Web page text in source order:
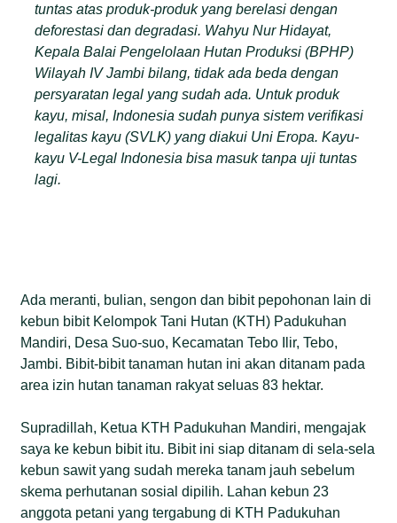
tuntas atas produk-produk yang berelasi dengan
deforestasi dan degradasi. Wahyu Nur Hidayat,
Kepala Balai Pengelolaan Hutan Produksi (BPHP)
Wilayah IV Jambi bilang, tidak ada beda dengan
persyaratan legal yang sudah ada. Untuk produk
kayu, misal, Indonesia sudah punya sistem verifikasi
legalitas kayu (SVLK) yang diakui Uni Eropa. Kayu-
kayu V-Legal Indonesia bisa masuk tanpa uji tuntas
lagi.
Ada meranti, bulian, sengon dan bibit pepohonan lain di
kebun bibit Kelompok Tani Hutan (KTH) Padukuhan
Mandiri, Desa Suo-suo, Kecamatan Tebo Ilir, Tebo,
Jambi. Bibit-bibit tanaman hutan ini akan ditanam pada
area izin hutan tanaman rakyat seluas 83 hektar.
Supradillah, Ketua KTH Padukuhan Mandiri, mengajak
saya ke kebun bibit itu. Bibit ini siap ditanam di sela-sela
kebun sawit yang sudah mereka tanam jauh sebelum
skema perhutanan sosial dipilih. Lahan kebun 23
anggota petani yang tergabung di KTH Padukuhan